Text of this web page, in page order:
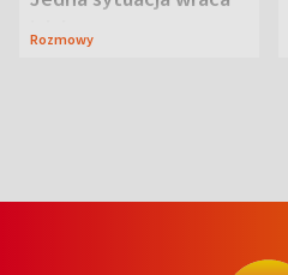
jak bumerang
Rozmowy